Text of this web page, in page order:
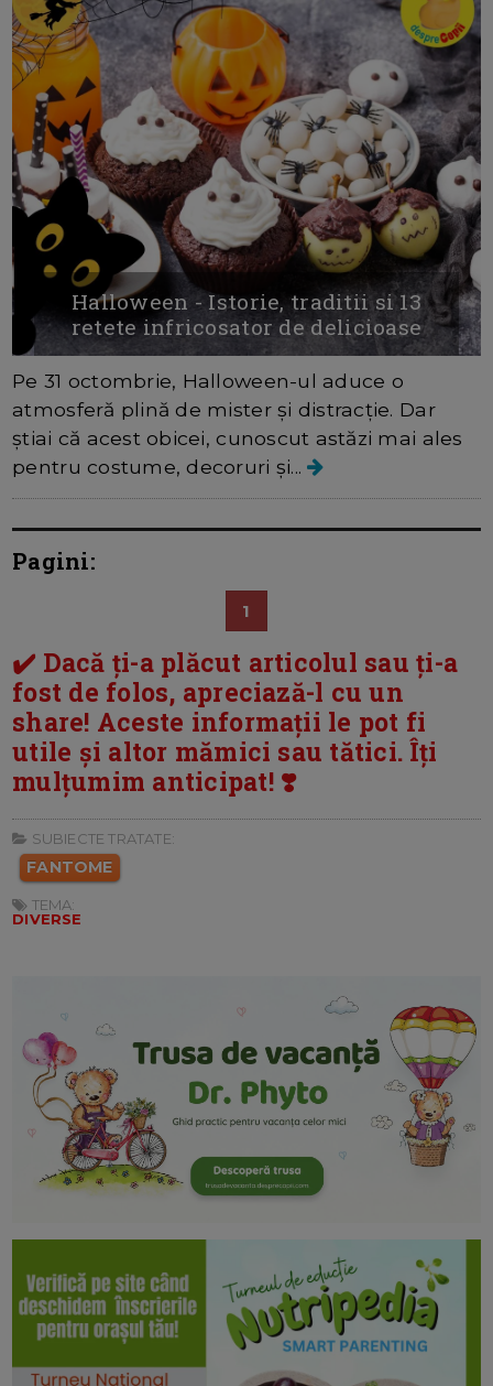
Halloween - Istorie, traditii si 13
retete infricosator de delicioase
Pe 31 octombrie, Halloween-ul aduce o
atmosferă plină de mister și distracție. Dar
știai că acest obicei, cunoscut astăzi mai ales
pentru costume, decoruri și...
Pagini:
1
✔️ Dacă ți-a plăcut articolul sau ți-a
fost de folos, apreciază-l cu un
share! Aceste informații le pot fi
utile și altor mămici sau tătici. Îți
mulțumim anticipat! ❣️
SUBIECTE TRATATE:
FANTOME
TEMA:
DIVERSE